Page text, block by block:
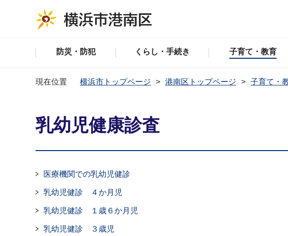
防災・防犯 くらし・手続き 子育て・教育
現在位置 横浜市トップページ 港南区トップページ 子育て・
乳幼児健康診査
医療機関での乳幼児健診
乳幼児健診 ４か月児
乳幼児健診 １歳６か月児
乳幼児健診 ３歳児